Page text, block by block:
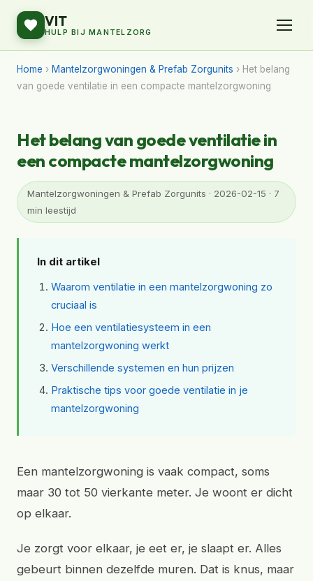
VIT
HULP BIJ MANTELZORG
Home › Mantelzorgwoningen & Prefab Zorgunits › Het belang
van goede ventilatie in een compacte mantelzorgwoning
Het belang van goede ventilatie in
een compacte mantelzorgwoning
Mantelzorgwoningen & Prefab Zorgunits · 2026-02-15 · 7
min leestijd
In dit artikel
Waarom ventilatie in een mantelzorgwoning zo
cruciaal is
Hoe een ventilatiesysteem in een
mantelzorgwoning werkt
Verschillende systemen en hun prijzen
Praktische tips voor goede ventilatie in je
mantelzorgwoning
Een mantelzorgwoning is vaak compact, soms
maar 30 tot 50 vierkante meter. Je woont er dicht
op elkaar.
Je zorgt voor elkaar, je eet er, je slaapt er. Alles
gebeurt binnen dezelfde muren. Dat is knus, maar